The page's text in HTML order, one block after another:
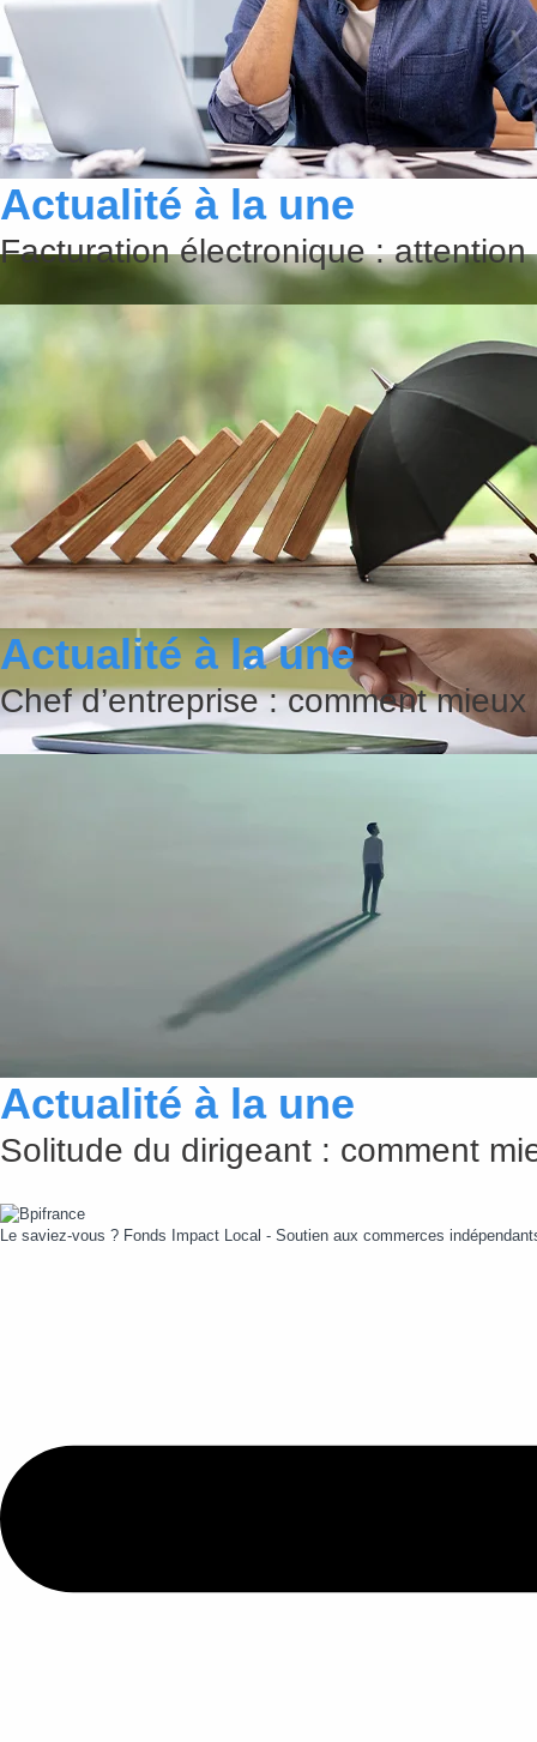
Comment améliorer la qualité de
Un enjeu invisible mais pourtant bien réel Équipement informatique,
Actualité à la une
Facturation électronique :
Actualité à la une
Chef d’entreprise : comment
Actualité à la une
Solitude du dirigeant : comment
Le saviez-vous ? Fonds Impact Local - Soutien aux commerces